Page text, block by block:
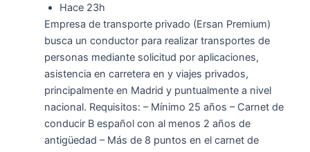
Hace 23h
Empresa de transporte privado (Ersan Premium)
busca un conductor para realizar transportes de
personas mediante solicitud por aplicaciones,
asistencia en carretera en y viajes privados,
principalmente en Madrid y puntualmente a nivel
nacional. Requisitos: – Mínimo 25 años – Carnet de
conducir B español con al menos 2 años de
antigüedad – Más de 8 puntos en el carnet de